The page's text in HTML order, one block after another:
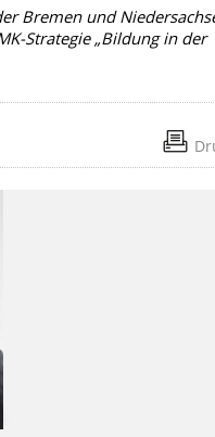
Bremen und
Strategie „Bildung in der